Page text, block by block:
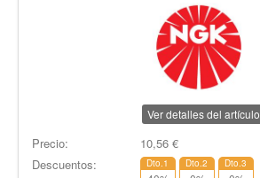
Ver detalles del artículo
Precio: 10,56€
Descuentos:
Dto.1 Dto.2 Dto.3